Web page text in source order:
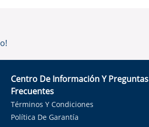
Centro De Información Y Preguntas
Frecuentes
Términos Y Condiciones
Política De Garantía